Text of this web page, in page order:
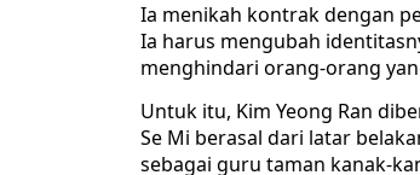
Ia menikah kontrak dengan
Ia harus mengubah
menghindari orang-orang
Untuk itu, Kim Yeong Ran
Se Mi berasal dari latar
sebagai guru taman kanak-